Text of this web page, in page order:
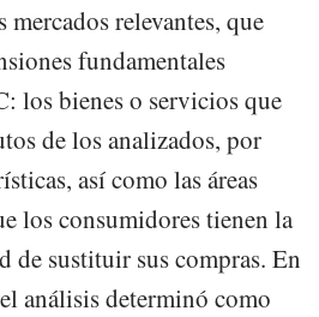
relevantes, que
fundamentales
los bienes o servicios que
de los analizados, por
así como las áreas
los consumidores tienen la
de sustituir sus compras. En
análisis determinó como